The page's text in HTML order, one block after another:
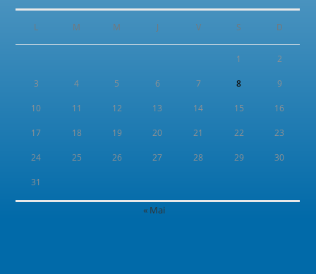
L M M J V S D
1 2
3 4 5 6 7 8 9
10 11 12 13 14 15 16
17 18 19 20 21 22 23
24 25 26 27 28 29 30
31
« Mai